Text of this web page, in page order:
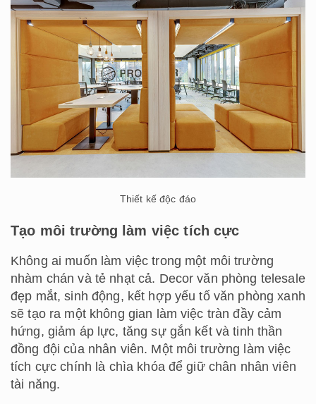
Thiết kế độc đáo
Tạo môi trường làm việc tích cực
Không ai muốn làm việc trong một môi trường
nhàm chán và tẻ nhạt cả. Decor văn phòng telesale
đẹp mắt, sinh động, kết hợp yếu tố văn phòng xanh
sẽ tạo ra một không gian làm việc tràn đầy cảm
hứng, giảm áp lực, tăng sự gắn kết và tinh thần
đồng đội của nhân viên. Một môi trường làm việc
tích cực chính là chìa khóa để giữ chân nhân viên
tài năng.